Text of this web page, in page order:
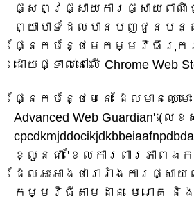
ផ្សព្វផ្សាយការផ្សាយពា
ព្យាបាទដែលបានបញ្ជូនបន្
ផ្នែកបន្ថែមកម្មវិធីរុករ
ដោយផ្ទាល់នៅលើ Chrome Web
ផ្នែកបន្ថែមនេះ ដែលមានឈ្មោះ
Advanced Web Guardian' (លេ
ខ្លួនជា 'ខែលការពារភាព
ដែលអះអាងថារារាំងការផ្ស
កម្មវិធីតាមដាន មេរោគ និ